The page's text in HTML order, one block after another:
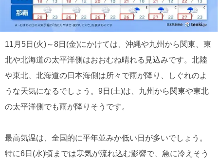
11月5日(火)～8日(金)にかけては、沖縄や九州から関東、東
北や北海道の太平洋側はおおむね晴れる見込みです。北陸
や東北、北海道の日本海側は所々で雨が降り、しぐれのよ
うな天気になるでしょう。9日(土)は、九州から関東や東北
の太平洋側でも雨が降りそうです。
最高気温は、全国的に平年並みか低い日が多いでしょう。
特に6日(水)頃までは寒気が流れ込む影響で、急に冷えそう